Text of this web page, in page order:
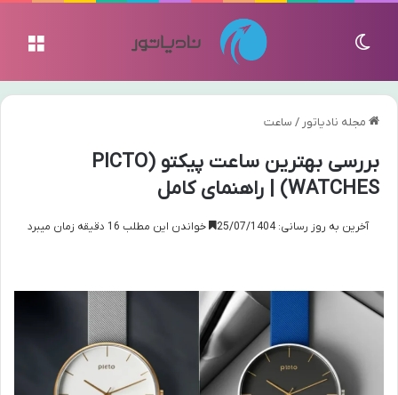
مجله نادیاتور / ساعت
بررسی بهترین ساعت پیکتو (PICTO
WATCHES) | راهنمای کامل
آخرین به روز رسانی: 25/07/1404 خواندن این مطلب 16 دقیقه زمان میبرد